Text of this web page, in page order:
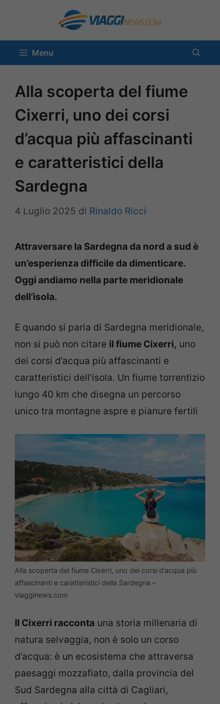
contenuto
Menu
Alla scoperta del fiume
Cixerri, uno dei corsi
d’acqua più affascinanti
e caratteristici della
Sardegna
4 Luglio 2025 di Rinaldo Ricci
Attraversare la Sardegna da nord a sud è
un’esperienza difficile da dimenticare.
Oggi andiamo nella parte meridionale
dell’isola.
E quando si parla di Sardegna meridionale,
non si può non citare il fiume Cixerri, uno
dei corsi d’acqua più affascinanti e
caratteristici dell’isola. Un fiume torrentizio
lungo 40 km che disegna un percorso
unico tra montagne aspre e pianure fertili
Alla scoperta del fiume Cixerri, uno dei corsi d’acqua più
affascinanti e caratteristici della Sardegna –
viagginews.com
Il Cixerri racconta una storia millenaria di
natura selvaggia, non è solo un corso
d’acqua: è un ecosistema che attraversa
paesaggi mozzafiato, dalla provincia del
Sud Sardegna alla città di Cagliari,